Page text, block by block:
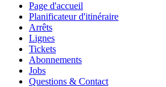
Page d'accueil
Planificateur d'itinéraire
Arrêts
Lignes
Tickets
Abonnements
Jobs
Questions & Contact